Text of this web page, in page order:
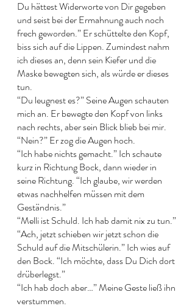
Du hättest Widerworte von Dir gegeben
und seist bei der Ermahnung auch noch
frech geworden.” Er schüttelte den Kopf,
biss sich auf die Lippen. Zumindest nahm
ich dieses an, denn sein Kiefer und die
Maske bewegten sich, als würde er dieses
tun.
“Du leugnest es?” Seine Augen schauten
mich an. Er bewegte den Kopf von links
nach rechts, aber sein Blick blieb bei mir.
“Nein?” Er zog die Augen hoch.
“Ich habe nichts gemacht.” Ich schaute
kurz in Richtung Bock, dann wieder in
seine Richtung. “Ich glaube, wir werden
etwas nachhelfen müssen mit dem
Geständnis.”
“Melli ist Schuld. Ich hab damit nix zu tun.”
“Ach, jetzt schieben wir jetzt schon die
Schuld auf die Mitschülerin.” Ich wies auf
den Bock. “Ich möchte, dass Du Dich dort
drüberlegst.”
“Ich hab doch aber…” Meine Geste ließ ihn
verstummen.